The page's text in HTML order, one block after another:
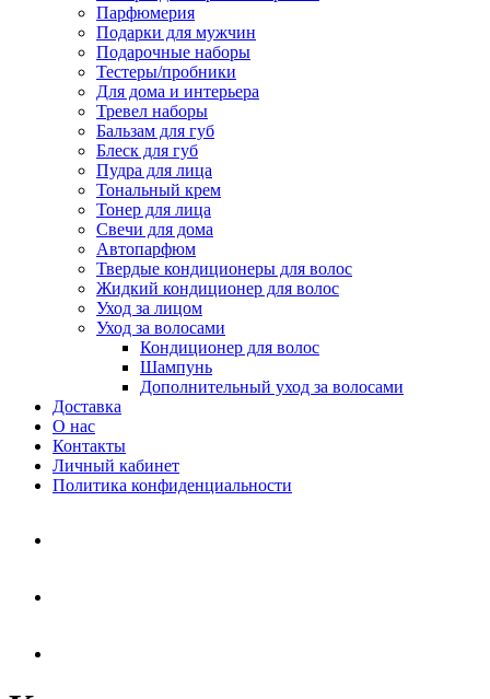
Парфюмерия
Подарки для мужчин
Подарочные наборы
Тестеры/пробники
Для дома и интерьера
Тревел наборы
Бальзам для губ
Блеск для губ
Пудра для лица
Тональный крем
Тонер для лица
Свечи для дома
Автопарфюм
Твердые кондиционеры для волос
Жидкий кондиционер для волос
Уход за лицом
Уход за волосами
Кондиционер для волос
Шампунь
Дополнительный уход за волосами
Доставка
О нас
Контакты
Личный кабинет
Политика конфиденциальности